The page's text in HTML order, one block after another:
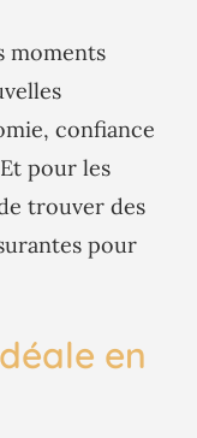
moments
confiance
pour les
trouver des
pour
en